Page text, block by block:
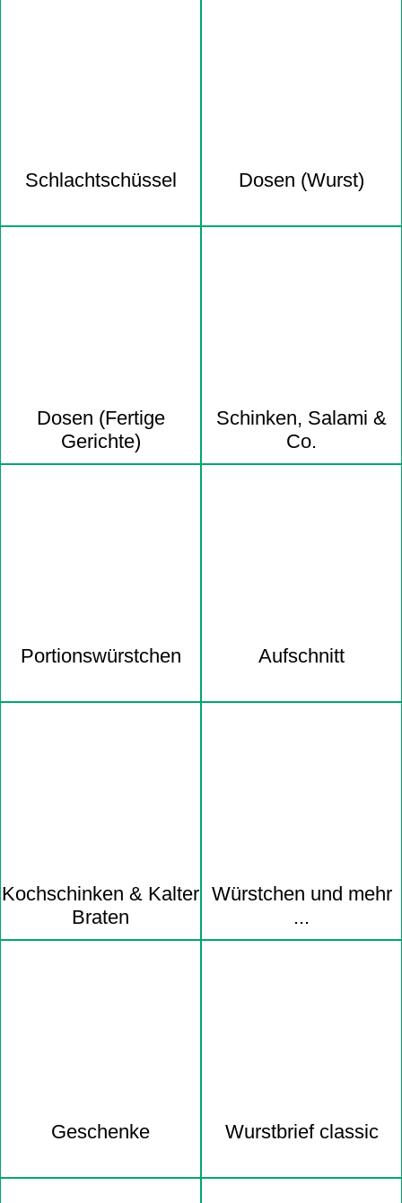
Schlacht­schüssel Dosen (Wurst)
Dosen (Fertige
Gerichte)
Schinken, Salami &
Co.
Portions­würstchen Aufschnitt
Kochschinken & Kalter
Braten
Würstchen und mehr
...
Geschenke Wurstbrief classic